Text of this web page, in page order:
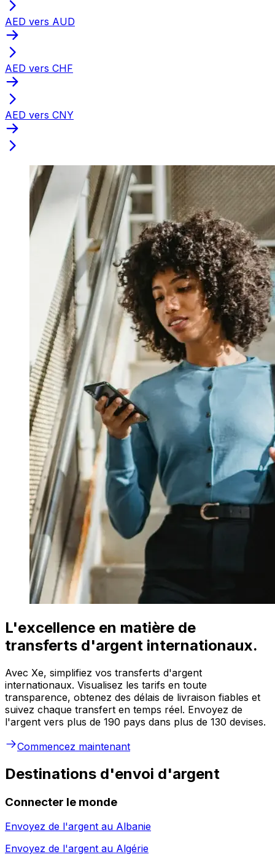
AED vers AUD
AED vers CHF
AED vers CNY
L'excellence en matière de
transferts d'argent internationaux.
Avec Xe, simplifiez vos transferts d'argent
internationaux. Visualisez les tarifs en toute
transparence, obtenez des délais de livraison fiables et
suivez chaque transfert en temps réel. Envoyez de
l'argent vers plus de 190 pays dans plus de 130 devises.
Commencez maintenant
Destinations d'envoi d'argent
Connecter le monde
Envoyez de l'argent au Albanie
Envoyez de l'argent au Algérie